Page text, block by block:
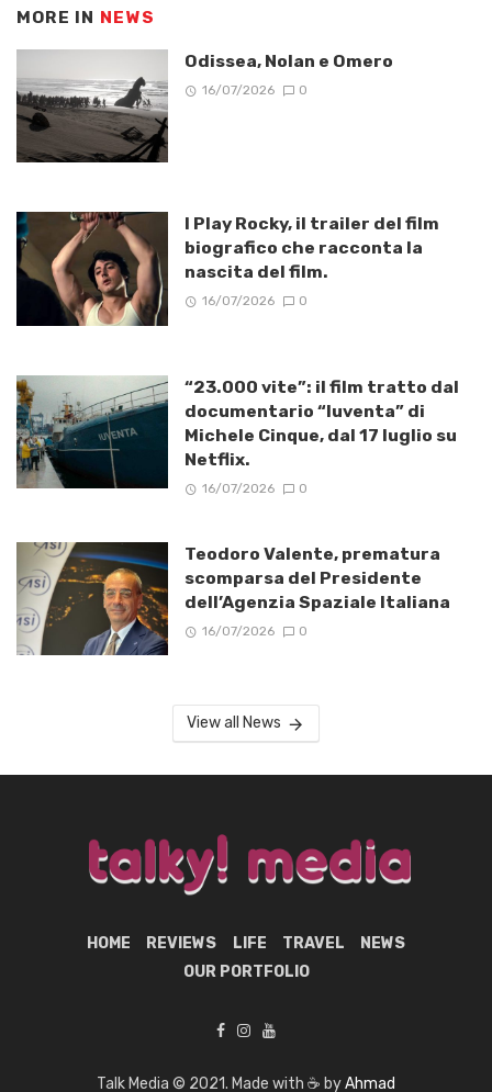
MORE IN NEWS
Odissea, Nolan e Omero
16/07/2026 0
I Play Rocky, il trailer del film
biografico che racconta la
nascita del film.
16/07/2026 0
“23.000 vite”: il film tratto dal
documentario “Iuventa” di
Michele Cinque, dal 17 luglio su
Netflix.
16/07/2026 0
Teodoro Valente, prematura
scomparsa del Presidente
dell’Agenzia Spaziale Italiana
16/07/2026 0
View all News
HOME REVIEWS LIFE TRAVEL
NEWS
OUR PORTFOLIO
Talk Media © 2021. Made with ☕ byAhmad